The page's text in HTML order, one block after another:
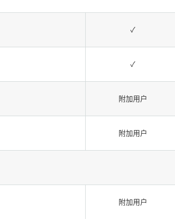
✓
✓
附加用户
附加用户
附加用户